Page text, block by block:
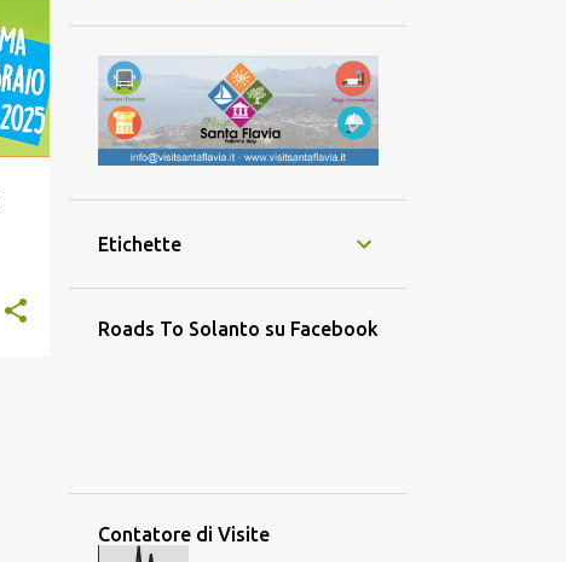
Etichette
Roads To Solanto su Facebook
Contatore di Visite